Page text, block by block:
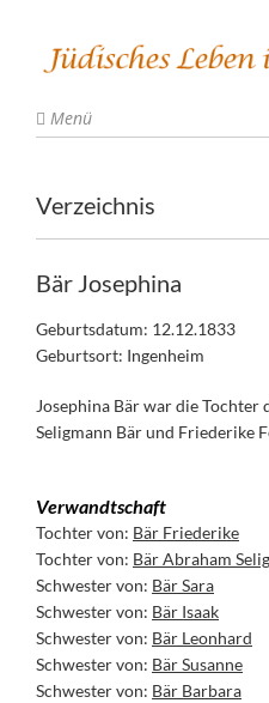
Menü
Verzeichnis
Bär Josephina
Geburtsdatum: 12.12.1833
Geburtsort: Ingenheim
Josephina Bär war die Tochter
Seligmann Bär und Friederike
Verwandtschaft
Tochter von: Bär Friederike
Tochter von: Bär Abraham
Schwester von: Bär Sara
Schwester von: Bär Isaak
Schwester von: Bär Leonhard
Schwester von: Bär Susanne
Schwester von: Bär Barbara